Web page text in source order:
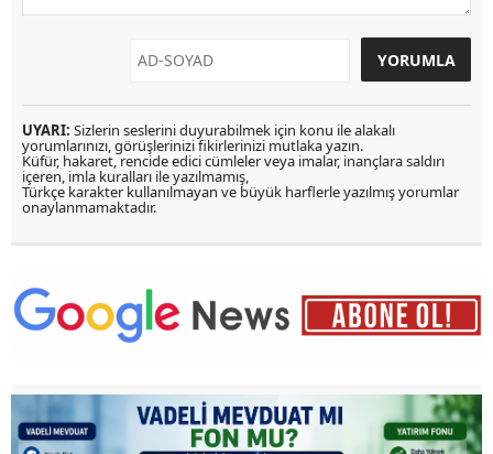
UYARI: Sizlerin seslerini duyurabilmek için konu ile alakalı
yorumlarınızı, görüşlerinizi fikirlerinizi mutlaka yazın.
Küfür, hakaret, rencide edici cümleler veya imalar, inançlara saldırı
içeren, imla kuralları ile yazılmamış,
Türkçe karakter kullanılmayan ve büyük harflerle yazılmış yorumlar
onaylanmamaktadır.